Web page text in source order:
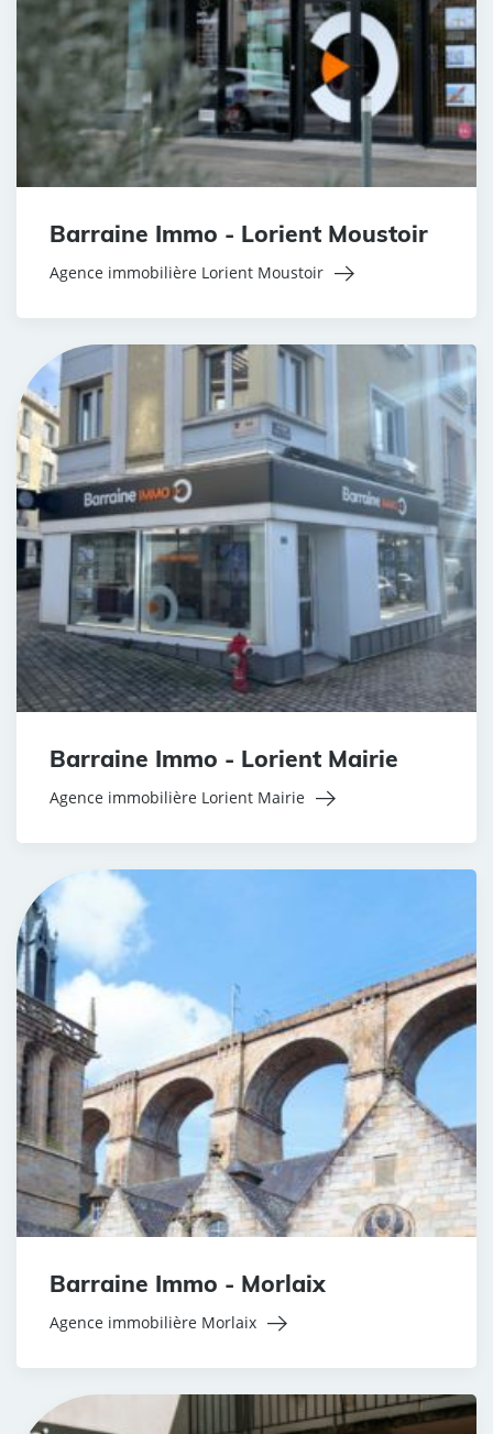
Barraine Immo - Lorient Moustoir
Agence immobilière Lorient Moustoir
Barraine Immo - Lorient Mairie
Agence immobilière Lorient Mairie
Barraine Immo - Morlaix
Agence immobilière Morlaix